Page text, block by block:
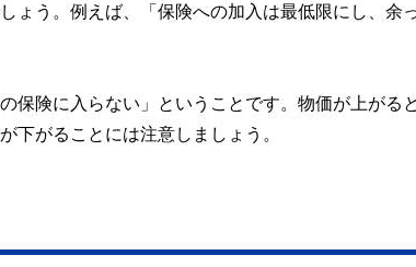
ょう。例えば、「保険への加入は最低限にし、余
保険に入らない」ということです。物価が上がる
下がることには注意しましょう。